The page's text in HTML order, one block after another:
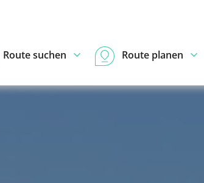
Route suchen Route planen